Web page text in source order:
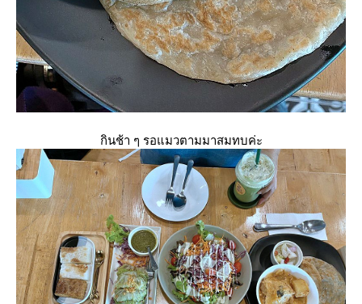
กินช้า ๆ รอแมวตามมาสมทบค่ะ